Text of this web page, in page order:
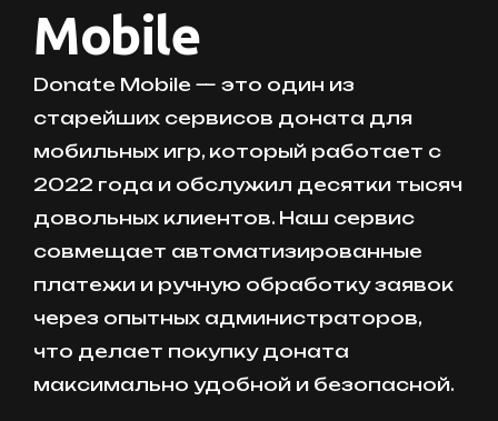
Mobile
Donate Mobile — это один из
старейших сервисов доната для
мобильных игр, который работает с
2022 года и обслужил десятки тысяч
довольных клиентов. Наш сервис
совмещает автоматизированные
платежи и ручную обработку заявок
через опытных администраторов,
что делает покупку доната
максимально удобной и безопасной.